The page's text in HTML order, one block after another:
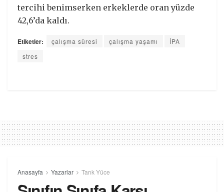
tercihi benimserken erkeklerde oran yüzde
42,6’da kaldı.
Etiketler: çalışma süresi çalışma yaşamı
İPA
stres
Anasayfa Yazarlar Tarık Yüce